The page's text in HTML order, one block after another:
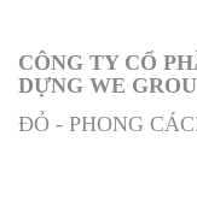
CÔNG TY CỔ
DỰNG WE
ĐỎ - PHONG